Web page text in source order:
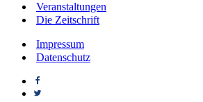
Veranstaltungen
Die Zeitschrift
Impressum
Datenschutz